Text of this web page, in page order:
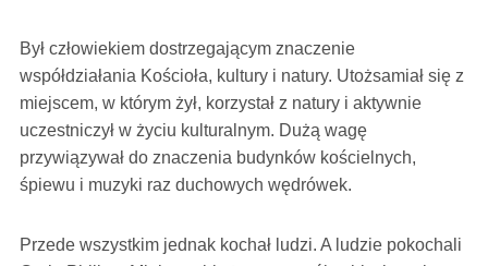
Był człowiekiem dostrzegającym znaczenie
współdziałania Kościoła, kultury i natury. Utożsamiał się z
miejscem, w którym żył, korzystał z natury i aktywnie
uczestniczył w życiu kulturalnym. Dużą wagę
przywiązywał do znaczenia budynków kościelnych,
śpiewu i muzyki raz duchowych wędrówek.
Przede wszystkim jednak kochał ludzi. A ludzie pokochali